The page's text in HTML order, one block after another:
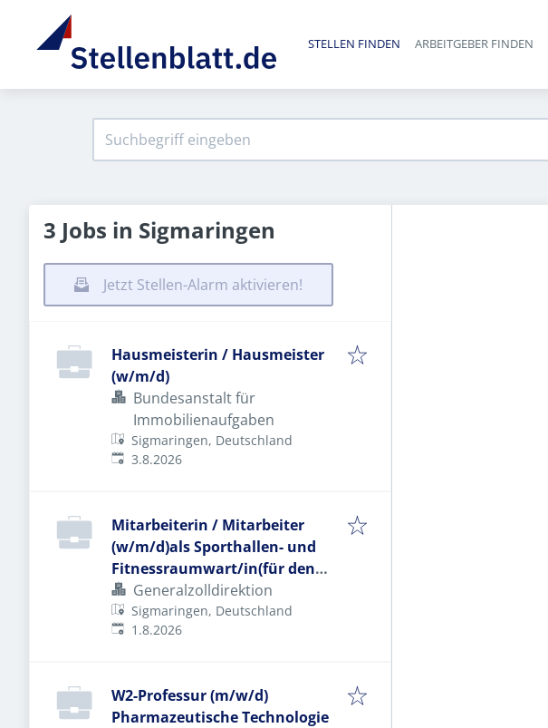
STELLEN FINDEN ARBEITGEBER FINDEN
3 Jobs in Sigmaringen
Jetzt Stellen-Alarm aktivieren!
Hausmeisterin / Hausmeister
(w/m/d)
Bundesanstalt für
Immobilienaufgaben
Sigmaringen, Deutschland
Veröffentlicht
3.8.2026
Mitarbeiterin / Mitarbeiter
(w/m/d)als Sporthallen- und
Fitnessraumwart/in(für den
Unterkunfts- und
Verpflegungsbetrieb)
Generalzolldirektion
Sigmaringen, Deutschland
Veröffentlicht
1.8.2026
W2-Professur (m/w/d)
Pharmazeutische Technologie